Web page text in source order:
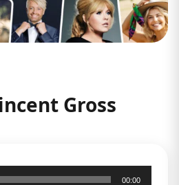
Gross
00:00